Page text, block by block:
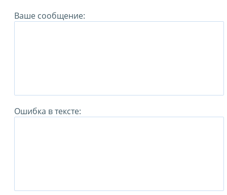
Ваше сообщение:
Ошибка в тексте: